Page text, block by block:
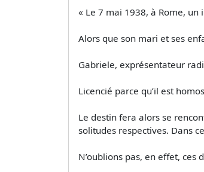
« Le 7 mai 1938, à Rome, un
Alors que son mari et ses
Gabriele, exprésentateur
Licencié parce qu’il est
Le destin fera alors se
solitudes respectives. Dans
N’oublions pas, en effet,